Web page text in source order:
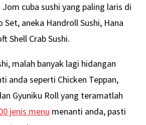
cuba sushi yang paling laris di
aneka Handroll Sushi, Hana
Shell Crab Sushi.
malah banyak lagi hidangan
anda seperti Chicken Teppan,
Gyuniku Roll yang teramatlah
jenis menu menanti anda, pasti